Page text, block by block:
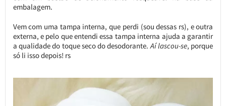
embalagem.
Vem com uma tampa interna, que perdi (sou dessas rs), e outra
externa, e pelo que entendi essa tampa interna ajuda a garantir
a qualidade do toque seco do desodorante. Aí lascou-se, porque
só li isso depois! rs